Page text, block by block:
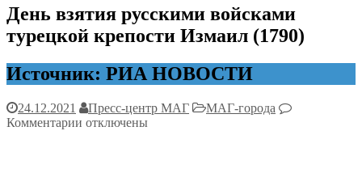
День взятия русскими войсками
турецкой крепости Измаил (1790)
Источник: РИА НОВОСТИ
24.12.2021 Пресс-центр МАГ
МАГ-города
Комментарии котключены